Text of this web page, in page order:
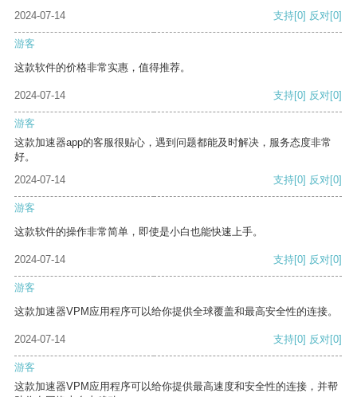
2024-07-14
支持[0] 反对[0]
游客
这款软件的价格非常实惠，值得推荐。
2024-07-14 支持[0] 反对[0]
游客
这款加速器app的客服很贴心，遇到问题都能及时解决，服务态度非常
好。
2024-07-14
支持[0] 反对[0]
游客
这款软件的操作非常简单，即使是小白也能快速上手。
2024-07-14 支持[0] 反对[0]
游客
这款加速器VPM应用程序可以给你提供全球覆盖和最高安全性的连接。
2024-07-14 支持[0] 反对[0]
游客
这款加速器VPM应用程序可以给你提供最高速度和安全性的连接，并帮